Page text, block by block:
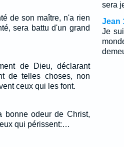
de son maître, n'a rien
sera battu d'un grand
de Dieu, déclarant
de telles choses, non
ceux qui les font.
bonne odeur de Christ,
qui périssent:…
sera
Jean
Je